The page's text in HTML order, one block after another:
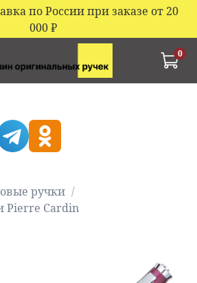
по России при заказе от 20
000₽
0
ручки
Pierre Cardin